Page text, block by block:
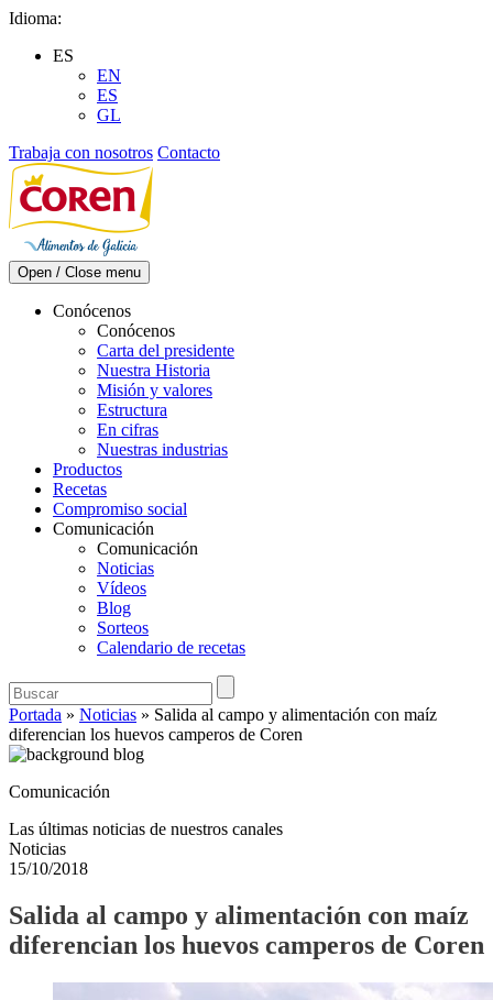
Skip
content
Idioma:
ES
EN
ES
GL
Trabaja con nosotros Contacto
Open / Close menu
Conócenos
Conócenos
Carta del presidente
Nuestra Historia
Misión y valores
Estructura
En cifras
Nuestras industrias
Productos
Recetas
Compromiso social
Comunicación
Comunicación
Noticias
Vídeos
Blog
Sorteos
Calendario de recetas
Portada » Noticias » Salida al campo y alimentación con maíz
diferencian los huevos camperos de Coren
Comunicación
Las últimas noticias de nuestros canales
Noticias
15/10/2018
Salida al campo y alimentación con maíz
diferencian los huevos camperos de Coren